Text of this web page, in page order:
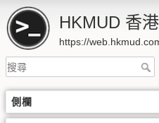
HKMUD 香
https://
側欄